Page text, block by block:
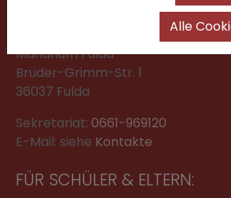
Marianum Fulda
Brüder-Grimm-Str. 1
36037 Fulda
Sekretariat: 0661-969120
E-Mail: siehe Kontakte
FÜR SCHÜLER & ELTERN:
Alle